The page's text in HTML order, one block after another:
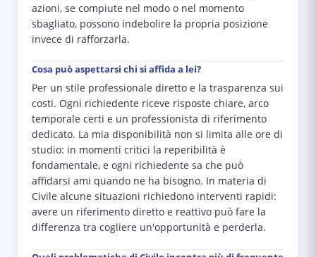
azioni, se compiute nel modo o nel momento
sbagliato, possono indebolire la propria posizione
invece di rafforzarla.
Cosa può aspettarsi chi si affida a lei?
Per un stile professionale diretto e la trasparenza sui
costi. Ogni richiedente riceve risposte chiare, arco
temporale certi e un professionista di riferimento
dedicato. La mia disponibilità non si limita alle ore di
studio: in momenti critici la reperibilità è
fondamentale, e ogni richiedente sa che può
affidarsi ami quando ne ha bisogno. In materia di
Civile alcune situazioni richiedono interventi rapidi:
avere un riferimento diretto e reattivo può fare la
differenza tra cogliere un'opportunità e perderla.